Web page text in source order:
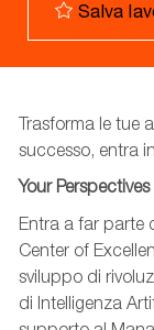
Salva
Trasforma le tue
successo, entra
Your Perspectives
Entra a far parte
Center of
sviluppo di
di Intelligenza